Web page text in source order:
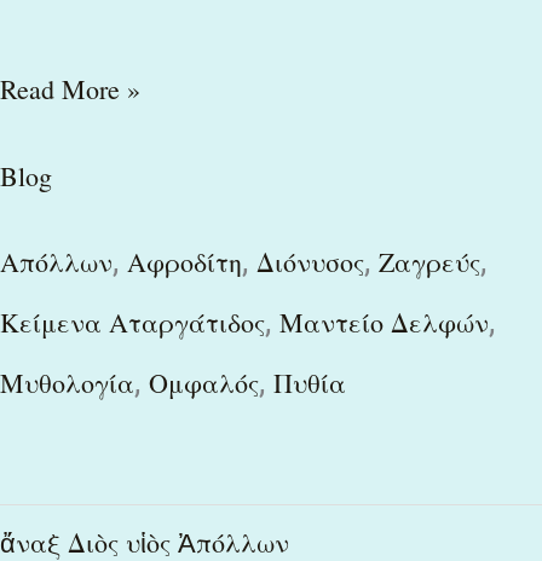
Read More »
Blog
Απόλλων, Αφροδίτη, Διόνυσος, Ζαγρεύς,
Κείμενα Αταργάτιδος, Μαντείο Δελφών,
Μυθολογία, Ομφαλός, Πυθία
ἄναξ Διὸς υἱὸς Ἀπόλλων
ἄναξ